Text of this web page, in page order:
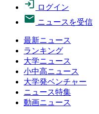
ログイン
ニュースを受信
最新ニュース
ランキング
大学ニュース
小中高ニュース
大学発ベンチャー
ニュース特集
動画ニュース